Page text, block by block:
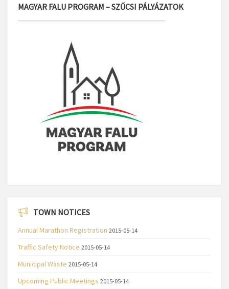
MAGYAR FALU PROGRAM – SZŰCSI PÁLYÁZATOK
TOWN NOTICES
Annual Marathon Registration 2015-05-14
Traffic Safety Notice 2015-05-14
Municipal Waste 2015-05-14
Upcoming Public Meetings 2015-05-14